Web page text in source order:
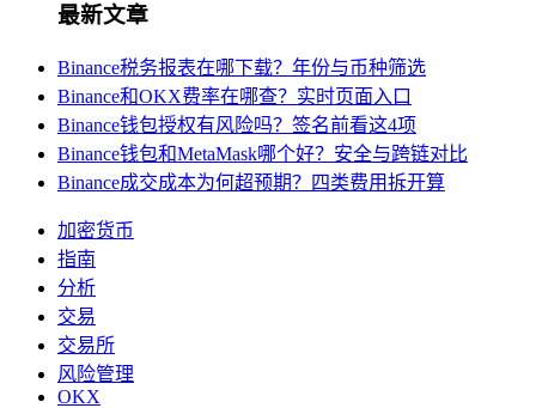
最新文章
Binance税务报表在哪下载？年份与币种筛选
Binance和OKX费率在哪查？实时页面入口
Binance钱包授权有风险吗？签名前看这4项
Binance钱包和MetaMask哪个好？安全与跨链对比
Binance成交成本为何超预期？四类费用拆开算
加密货币
指南
分析
交易
交易所
风险管理
OKX